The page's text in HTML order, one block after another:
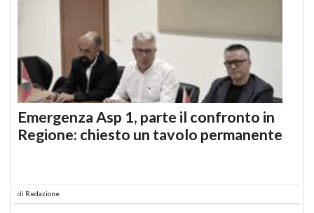
Emergenza Asp 1, parte il confronto in
Regione: chiesto un tavolo permanente
di Redazione